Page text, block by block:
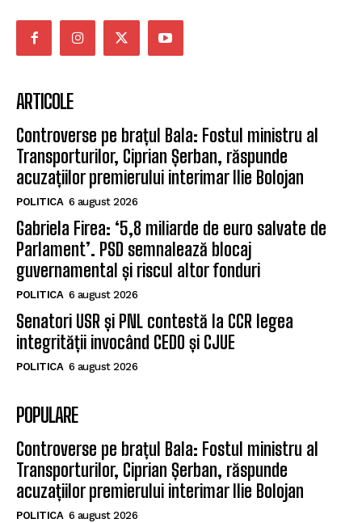
ARTICOLE
Controverse pe brațul Bala: Fostul ministru al
Transporturilor, Ciprian Șerban, răspunde
acuzațiilor premierului interimar Ilie Bolojan
POLITICA 6 august 2026
Gabriela Firea: ‘5,8 miliarde de euro salvate de
Parlament’. PSD semnalează blocaj
guvernamental și riscul altor fonduri
POLITICA 6 august 2026
Senatori USR și PNL contestă la CCR legea
integrității invocând CEDO și CJUE
POLITICA 6 august 2026
POPULARE
Controverse pe brațul Bala: Fostul ministru al
Transporturilor, Ciprian Șerban, răspunde
acuzațiilor premierului interimar Ilie Bolojan
POLITICA 6 august 2026